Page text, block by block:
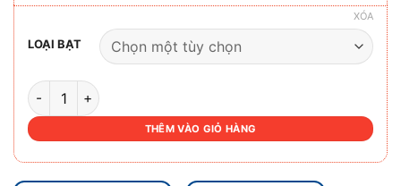
từ
360.000 ₫
đến
460.000 ₫
LOẠI BẠT
XÓA
BẠT PHỦ Ô TÔ VẢI DÙ OXFORD CAO CẤP CHO XE
THÊM VÀO GIỎ HÀNG